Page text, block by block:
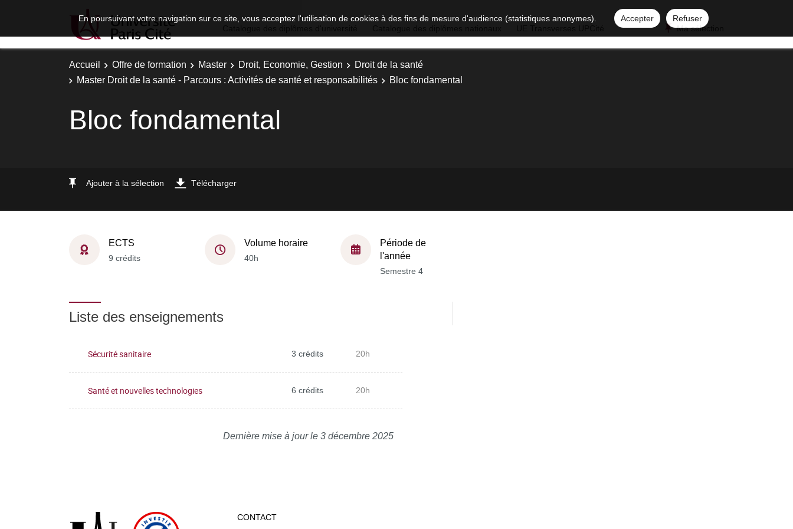
En poursuivant votre navigation sur ce site, vous acceptez l'utilisation de cookies à des fins de mesure d'audience (statistiques anonymes). Accepter
Refuser
Ma sélection
Accueil Offre de formation Master Droit, Economie, Gestion
Droit de la santé
Master Droit de la santé - Parcours : Activités de santé et responsabilités
Bloc fondamental
Bloc fondamental
Ajouter à la sélection Télécharger
ECTS
9 crédits
Volume horaire
40h
Période de
l'année
Semestre 4
Liste des enseignements
Sécurité sanitaire 3 crédits 20h
Santé et nouvelles technologies 6 crédits 20h
Dernière mise à jour le 3 décembre 2025
CONTACT